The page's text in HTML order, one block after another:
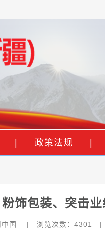
政策法规
饰包装、突击
国 | 浏览次数： 4301 |